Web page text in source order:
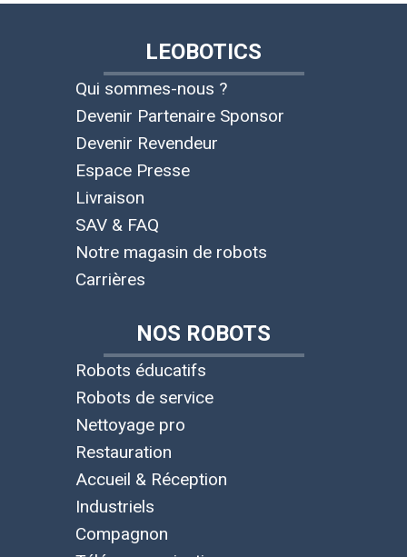
LEOBOTICS
Qui sommes-nous ?
Devenir Partenaire Sponsor
Devenir Revendeur
Espace Presse
Livraison
SAV & FAQ
Notre magasin de robots
Carrières
NOS ROBOTS
Robots éducatifs
Robots de service
Nettoyage pro
Restauration
Accueil & Réception
Industriels
Compagnon